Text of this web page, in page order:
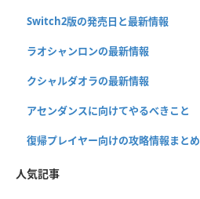
Switch2版の発売日と最新情報
ラオシャンロンの最新情報
クシャルダオラの最新情報
アセンダンスに向けてやるべきこと
復帰プレイヤー向けの攻略情報まとめ
人気記事